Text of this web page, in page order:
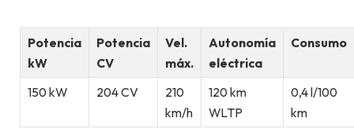
Potencia
kW
Potencia
CV
Vel.
máx.
Autonomía
eléctrica
Consumo
150 kW 204 CV
210
km/h
120 km
WLTP
0,4 l/100
km